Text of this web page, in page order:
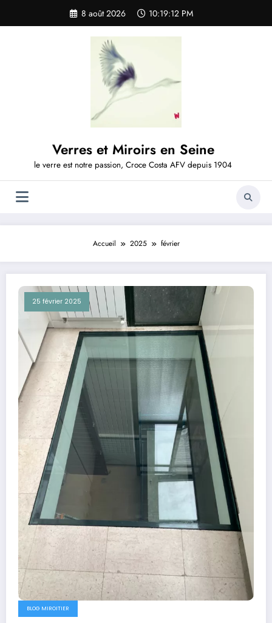
contenu
8 août 2026 10:19:13 PM
Verres et Miroirs en Seine
le verre est notre passion, Croce Costa AFV depuis 1904
Accueil 2025 février
25 février 2025
BLOG MIROITIER